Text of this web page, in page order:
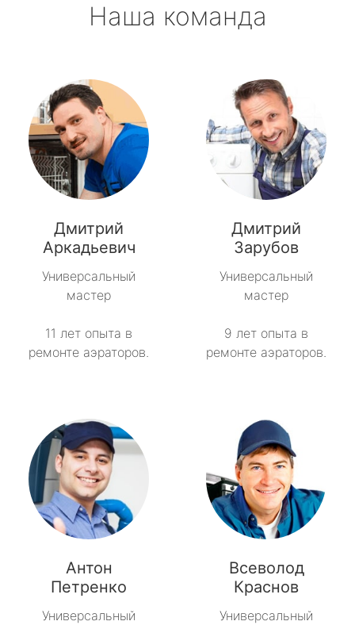
Наша команда
Дмитрий
Аркадьевич
Универсальный
мастер
11 лет опыта в
ремонте аэраторов.
Дмитрий
Зарубов
Универсальный
мастер
9 лет опыта в
ремонте аэраторов.
Антон
Петренко
Универсальный
Всеволод
Краснов
Универсальный